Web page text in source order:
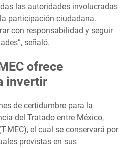
las autoridades involucradas
participación ciudadana.
con responsabilidad y seguir
señaló.
ofrece
invertir
de certidumbre para la
del Tratado entre México,
MEC), el cual se conservará por
previstas en sus